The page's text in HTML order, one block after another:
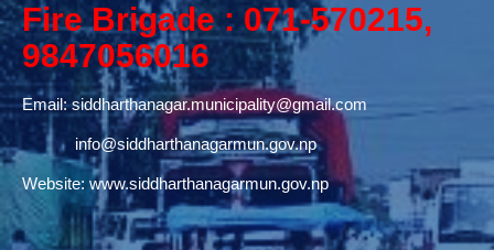
Fire Brigade : 071-570215,
9847056016
Email:siddharthanagar.municipality@gmail.com
info@siddharthanagarmun.gov.np
Website: www.siddharthanagarmun.gov.np